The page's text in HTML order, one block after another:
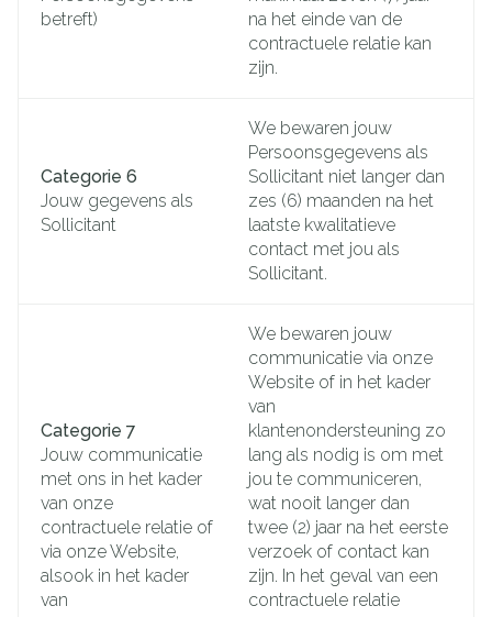
betreft)
na het einde van de
contractuele relatie kan
zijn.
Categorie 6
Jouw gegevens als
Sollicitant
We bewaren jouw
Persoonsgegevens als
Sollicitant niet langer dan
zes (6) maanden na het
laatste kwalitatieve
contact met jou als
Sollicitant.
Categorie 7
Jouw communicatie
met ons in het kader
van onze
contractuele relatie of
via onze Website,
alsook in het kader
van
We bewaren jouw
communicatie via onze
Website of in het kader
van
klantenondersteuning zo
lang als nodig is om met
jou te communiceren,
wat nooit langer dan
twee (2) jaar na het eerste
verzoek of contact kan
zijn. In het geval van een
contractuele relatie